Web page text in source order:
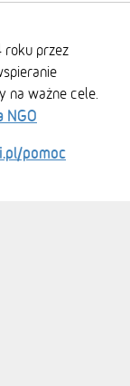
roku przez
na ważne cele.
NGO
pomoc